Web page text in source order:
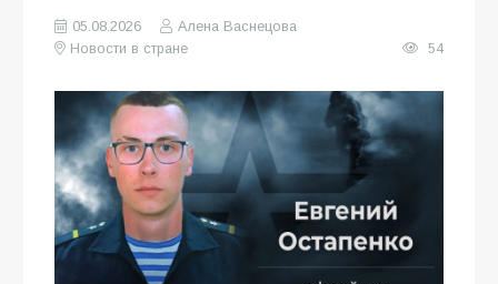
05.08.2026
Алена Васнецова
Новости в стране
54